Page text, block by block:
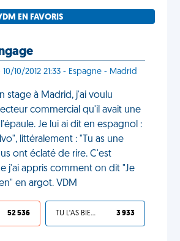
EN FAVORIS
10/10/2012 21:33 - Espagne - Madrid
stage à Madrid, j'ai voulu
commercial qu'il avait une
Je lui ai dit en espagnol :
littéralement : "Tu as une
ont éclaté de rire. C'est
j'ai appris comment on dit "Je
en argot. VDM
52 536 TU L'AS BIEN MÉRITÉ 3 933